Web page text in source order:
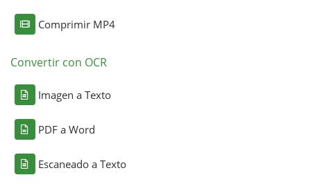
Comprimir MP4
Convertir con OCR
Imagen a Texto
PDF a Word
Escaneado a Texto